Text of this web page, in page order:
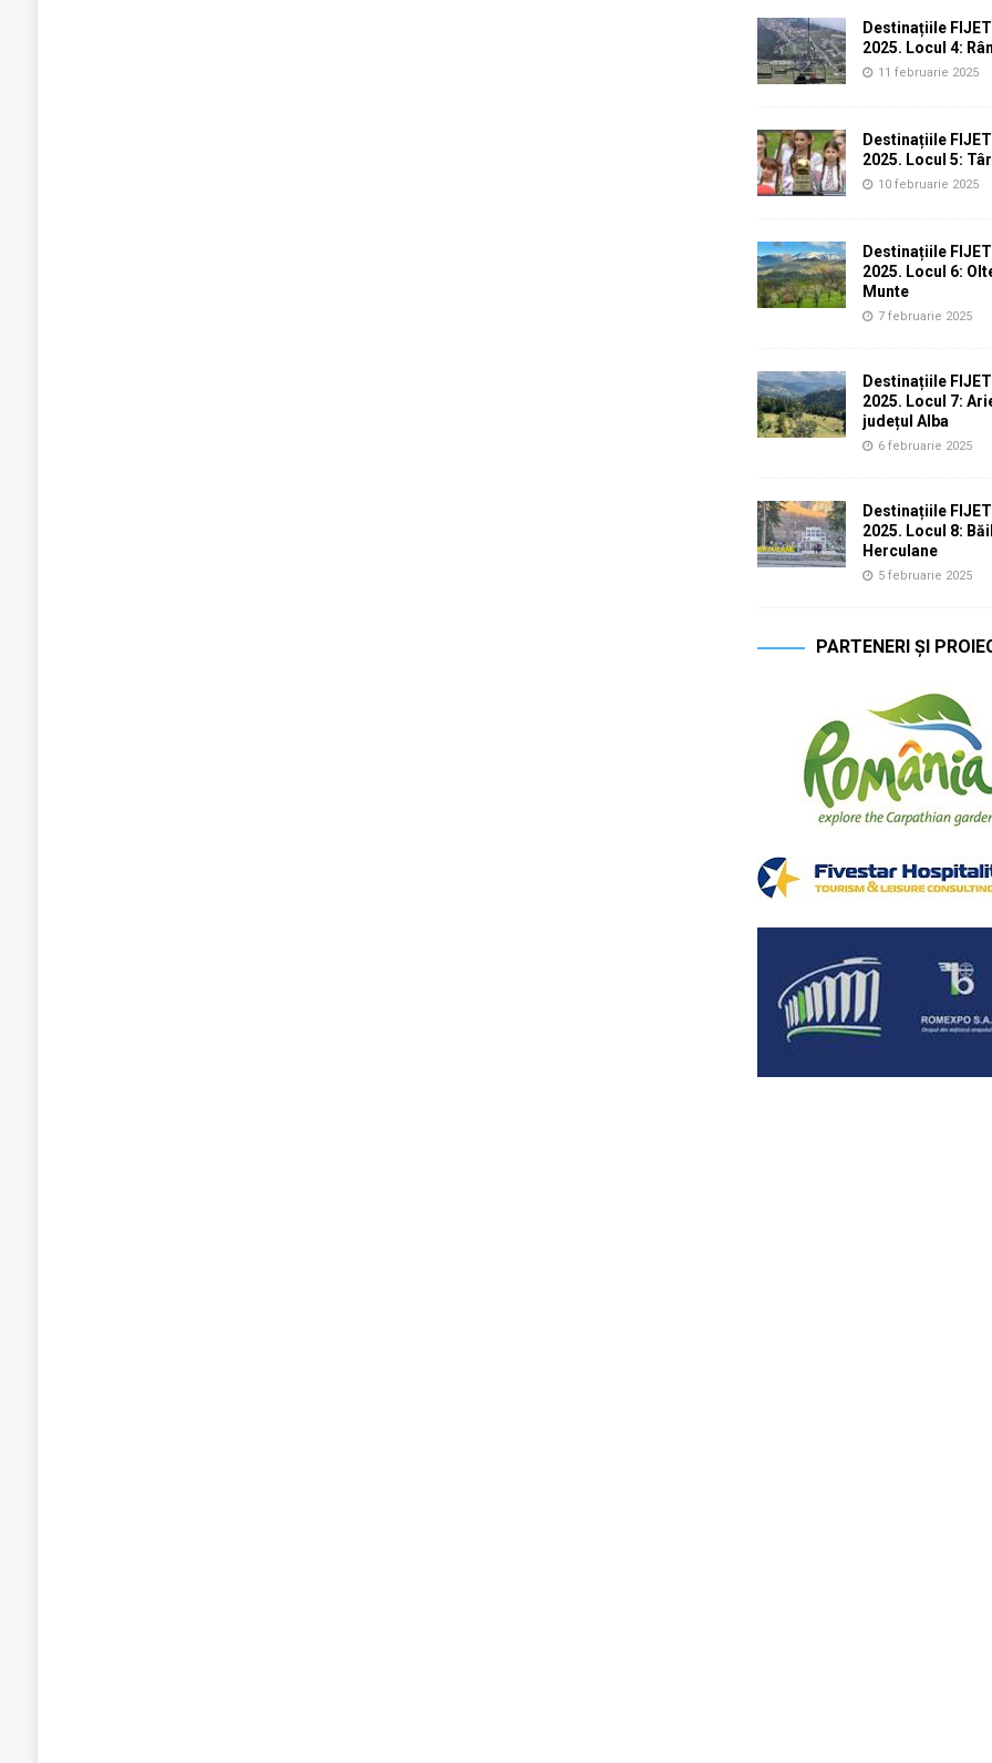
Destinațiile
2025. Locul 4:
11 februarie 2025
Destinațiile
2025. Locul 5:
10 februarie 2025
Destinațiile
2025. Locul 6:
Munte
7 februarie 2025
Destinațiile
2025. Locul 7:
județul Alba
6 februarie 2025
Destinațiile
2025. Locul 8:
Herculane
5 februarie 2025
PARTENERI ȘI